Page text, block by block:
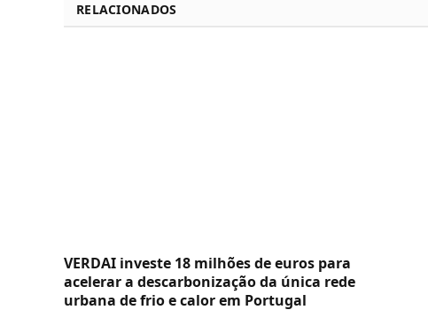
RELACIONADOS
VERDAI investe 18 milhões de euros para
acelerar a descarbonização da única rede
urbana de frio e calor em Portugal